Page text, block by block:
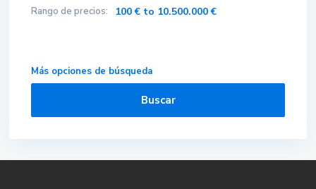
Rango de precios: 100 € to 10.500.000 €
Más opciones de búsqueda
Buscar